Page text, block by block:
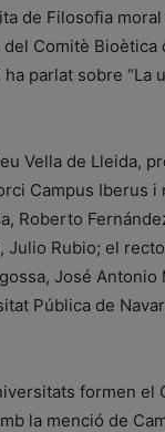
de Filosofia
Comitè Bioètica
parlat sobre “La
Vella de Lleida,
Campus Iberus i
Roberto
Julio Rubio; el
José Antonio
Pública de
formen el
la menció de